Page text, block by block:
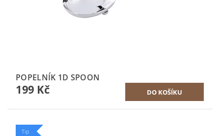
POPELNÍK 1D SPOON
199 Kč
Tip